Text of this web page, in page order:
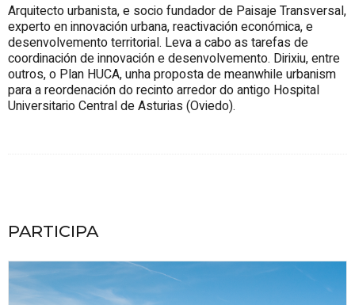
Arquitecto urbanista, e socio fundador de Paisaje Transversal,
experto en innovación urbana, reactivación económica, e
desenvolvemento territorial. Leva a cabo as tarefas de
coordinación de innovación e desenvolvemento. Dirixiu, entre
outros, o Plan HUCA, unha proposta de meanwhile urbanism
para a reordenación do recinto arredor do antigo Hospital
Universitario Central de Asturias (Oviedo).
PARTICIPA